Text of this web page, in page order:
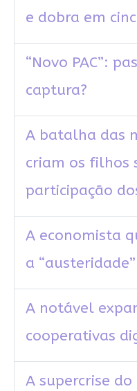
e dobra em
“Novo PAC”:
captura?
A batalha das
criam os filhos
participação
A economista
a “austeridade”
A notável
cooperativas
A supercrise do